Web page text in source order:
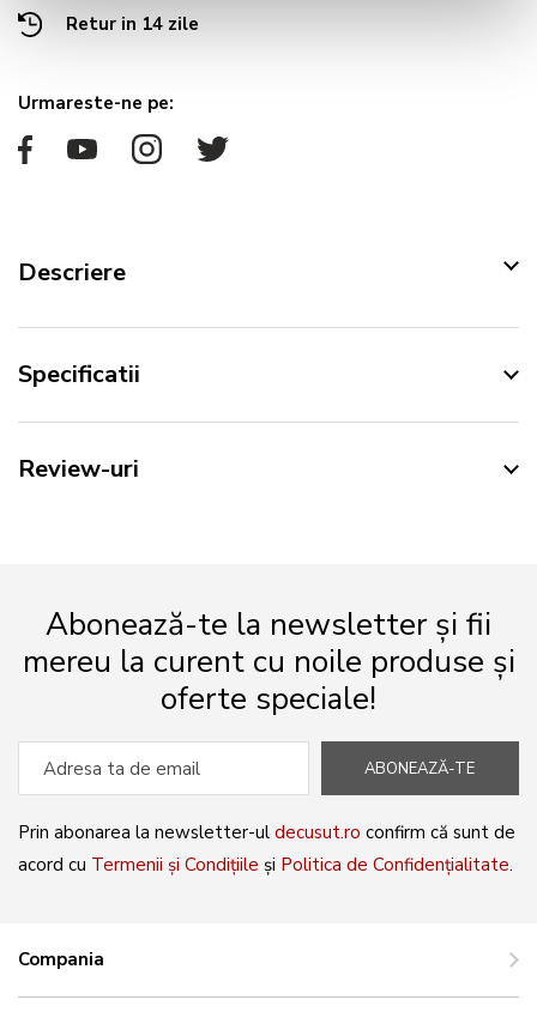
Retur in 14 zile
Urmareste-ne pe:
Descriere
Specificatii
Review-uri
Abonează-te la newsletter și fii
mereu la curent cu noile produse și
oferte speciale!
ABONEAZĂ-TE
Prin abonarea la newsletter-ul decusut.ro confirm că sunt de
acord cu Termenii și Condițiile și Politica de Confidențialitate.
Compania